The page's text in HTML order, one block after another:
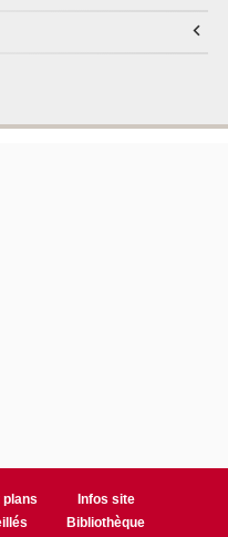
Infos site
Bibliothèque